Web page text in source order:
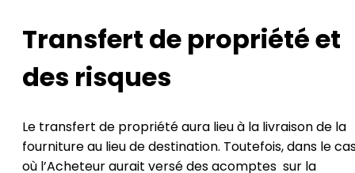
Transfert de propriété et
des risques
Le transfert de propriété aura lieu à la livraison de la
fourniture au lieu de destination. Toutefois, dans le
où l’Acheteur aurait versé des acomptes sur la